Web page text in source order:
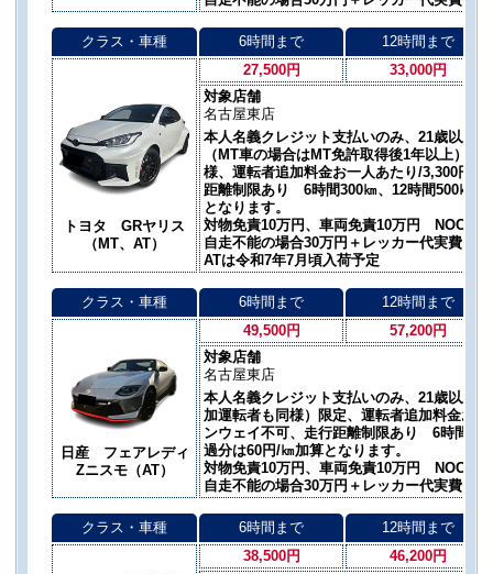
クラス・車種 6時間まで 12時間まで
トヨタ GRヤリス
（MT、AT）
27,500円
33,000円
対象店舗
名古屋東店
本人名義クレジット支払いのみ、21歳以上
（MT車の場合はMT免許取得後1年以上）
様、運転者追加料金お一人あたり/3,300円
距離制限あり 6時間300㎞、12時間500㎞、
となります。
対物免責10万円、車両免責10万円 NOC自
自走不能の場合30万円＋レッカー代実費
ATは令和7年7月頃入荷予定
クラス・車種 6時間まで 12時間まで
日産 フェアレディ
Zニスモ（AT）
49,500円
57,200円
対象店舗
名古屋東店
本人名義クレジット支払いのみ、21歳以上
加運転者も同様）限定、運転者追加料金お
ンウェイ不可、走行距離制限あり 6時間
過分は60円/㎞加算となります。
対物免責10万円、車両免責10万円 NOC自
自走不能の場合30万円＋レッカー代実費
クラス・車種 6時間まで 12時間まで
38,500円
46,200円